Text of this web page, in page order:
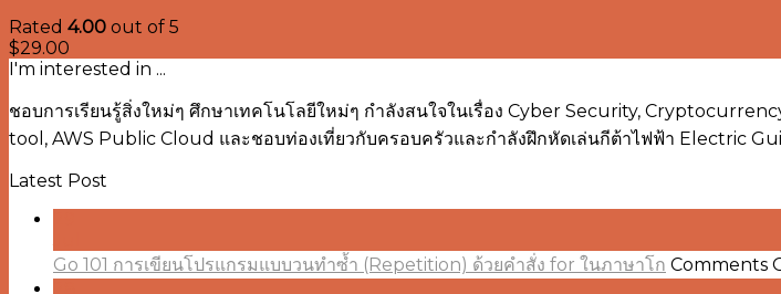
Rated 4.00 out of 5
$29.00
I'm interested in ...
ชอบการเรียนรู้สิ่งใหม่ๆ ศึกษาเทคโนโลยีใหม่ๆ กำลังสนใจในเรื่อง Cyber Security,
tool, AWS Public Cloud และชอบท่องเที่ยวกับครอบครัวและกำลังฝึกหัดเล่นกีต้าไฟฟ้า Electric
Latest Post
Go 101 การเขียนโปรแกรมแบบวนทำซ้ำ (Repetition) ด้วยคำสั่ง for ในภาษาโก Comments